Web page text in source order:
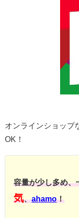
オンラインショップ
OK！
容量が少し多め、
気、ahamo！